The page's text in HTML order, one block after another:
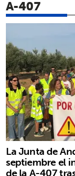
A-407
La Junta de
septiembre el
de la A-407